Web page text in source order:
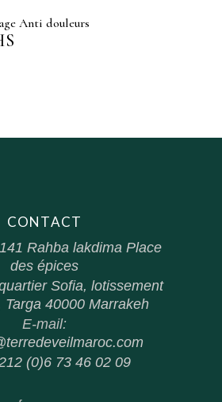
Anti douleurs
CONTACT
141 Rahba lakdima Place
des épices
Sofia, lotissement
Targa 40000 Marrakeh
E-mail:
(0)6 73 46 02 09